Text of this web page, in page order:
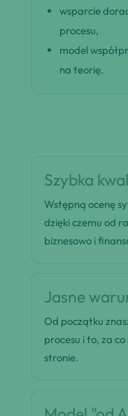
wsparcie
procesu,
model
na teorię.
Szybka
Wstępną ocenę
dzięki czemu od
biznesowo i
Jasne
Od początku
procesu i to, za
stronie.